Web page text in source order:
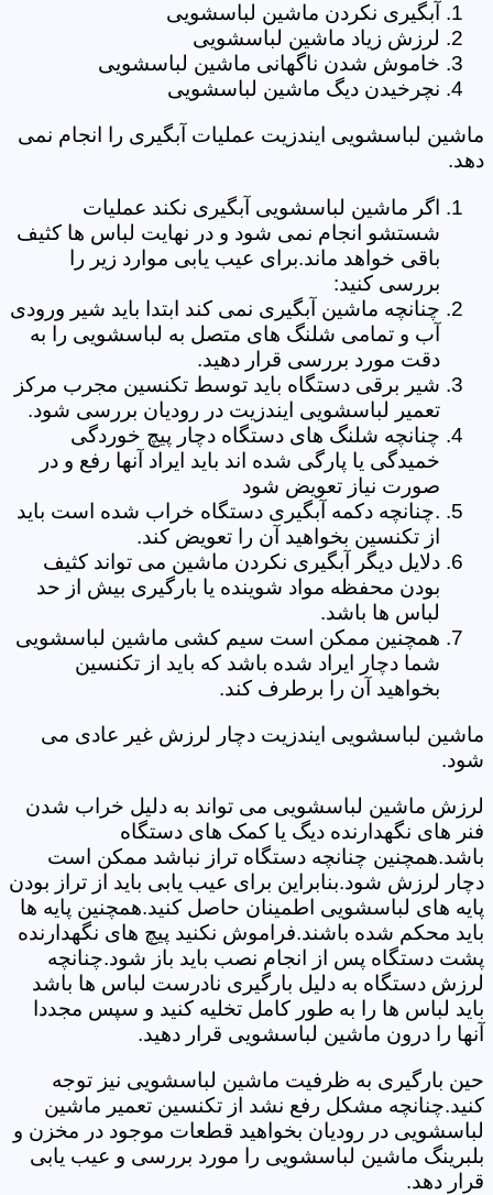
آبگیری نکردن ماشین لباسشویی
لرزش زیاد ماشین لباسشویی
خاموش شدن ناگهانی ماشین لباسشویی
نچرخیدن دیگ ماشین لباسشویی
ماشین لباسشویی ایندزیت عملیات آبگیری را انجام نمی
دهد.
اگر ماشین لباسشویی آبگیری نکند عملیات
شستشو انجام نمی شود و در نهایت لباس ها کثیف
باقی خواهد ماند.برای عیب یابی موارد زیر را
بررسی کنید:
چنانچه ماشین آبگیری نمی کند ابتدا باید شیر ورودی
آب و تمامی شلنگ های متصل به لباسشویی را به
دقت مورد بررسی قرار دهید.
شیر برقی دستگاه باید توسط تکنسین مجرب مرکز
تعمیر لباسشویی ایندزیت در رودیان بررسی شود.
چنانچه شلنگ های دستگاه دچار پیچ خوردگی
خمیدگی یا پارگی شده اند باید ایراد آنها رفع و در
صورت نیاز تعویض شود
.چنانچه دکمه آبگیری دستگاه خراب شده است باید
از تکنسین بخواهید آن را تعویض کند.
دلایل دیگر آبگیری نکردن ماشین می تواند کثیف
بودن محفظه مواد شوینده یا بارگیری بیش از حد
لباس ها باشد.
همچنین ممکن است سیم کشی ماشین لباسشویی
شما دچار ایراد شده باشد که باید از تکنسین
بخواهید آن را برطرف کند.
ماشین لباسشویی ایندزیت دچار لرزش غیر عادی می
شود.
لرزش ماشین لباسشویی می تواند به دلیل خراب شدن
فنر های نگهدارنده دیگ یا کمک های دستگاه
باشد.همچنین چنانچه دستگاه تراز نباشد ممکن است
دچار لرزش شود.بنابراین برای عیب یابی باید از تراز بودن
پایه های لباسشویی اطمینان حاصل کنید.همچنین پایه ها
باید محکم شده باشند.فراموش نکنید پیچ های نگهدارنده
پشت دستگاه پس از انجام نصب باید باز شود.چنانچه
لرزش دستگاه به دلیل بارگیری نادرست لباس ها باشد
باید لباس ها را به طور کامل تخلیه کنید و سپس مجددا
آنها را درون ماشین لباسشویی قرار دهید.
حین بارگیری به ظرفیت ماشین لباسشویی نیز توجه
کنید.چنانچه مشکل رفع نشد از تکنسین تعمیر ماشین
لباسشویی در رودیان بخواهید قطعات موجود در مخزن و
بلبرینگ ماشین لباسشویی را مورد بررسی و عیب یابی
قرار دهد.